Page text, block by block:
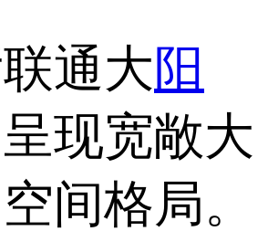
通大阳
呈现宽敞大
间格局。